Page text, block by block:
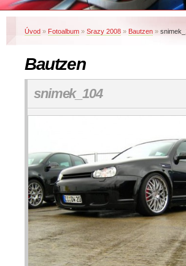
Úvod » Fotoalbum » Srazy 2008 » Bautzen »
Bautzen
snimek_104